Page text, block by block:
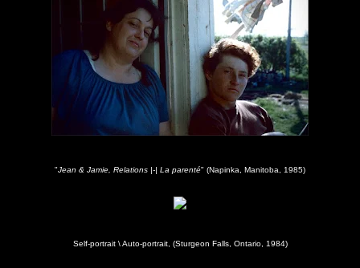
"Jean & Jamie, Relations |-| La parenté" (Napinka, Manitoba, 1985)
Self-portrait \ Auto-portrait, (Sturgeon Falls, Ontario, 1984)